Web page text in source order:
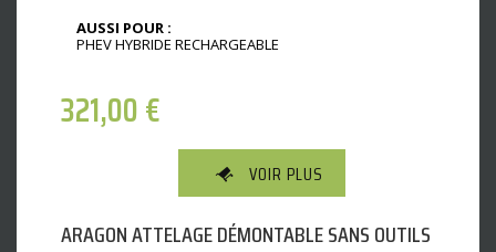
AUSSI POUR :
PHEV HYBRIDE RECHARGEABLE
321,00€
VOIR PLUS
ARAGON ATTELAGE DÉMONTABLE SANS OUTILS